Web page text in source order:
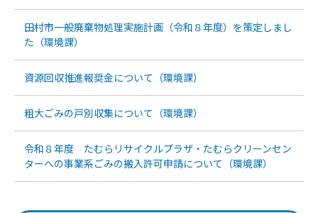
田村市一般廃棄物処理実施計画（令和８年度）を策定しまし
た（環境課）
資源回収推進報奨金について（環境課）
粗大ごみの戸別収集について（環境課）
令和８年度 たむらリサイクルプラザ・たむらクリーンセン
ターへの事業系ごみの搬入許可申請について（環境課）